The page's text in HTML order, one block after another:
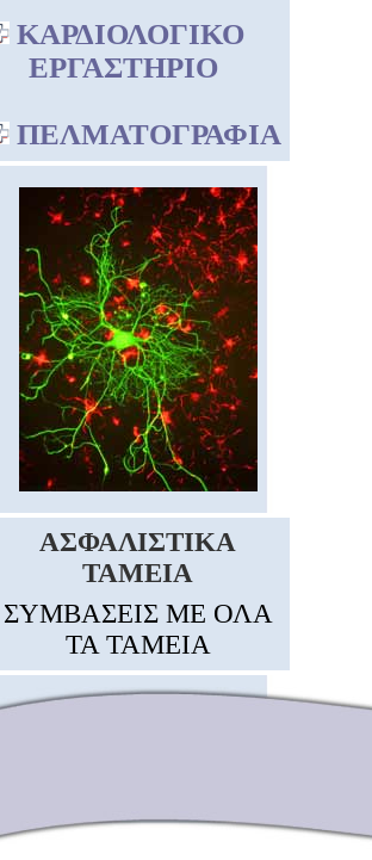
ΚΑΡΔΙΟΛΟΓΙΚΟ
ΕΡΓΑΣΤΗΡΙΟ
ΠΕΛΜΑΤΟΓΡΑΦΙΑ
ΑΣΦΑΛΙΣΤΙΚΑ
TAMEIA
ΣΥΜΒΑΣΕΙΣ ΜΕ ΟΛΑ
ΤΑ ΤΑΜΕΙΑ